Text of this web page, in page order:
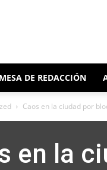
MESA DE REDACCIÓN
Caos en la ciudad por
en la